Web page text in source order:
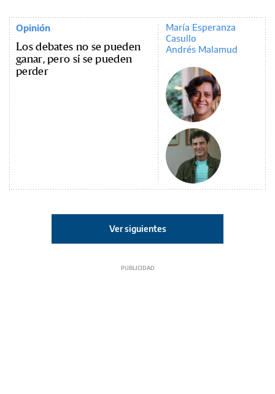
Opinión
Los debates no se pueden
ganar, pero sí se pueden
perder
María Esperanza
Casullo
Andrés Malamud
Ver siguientes